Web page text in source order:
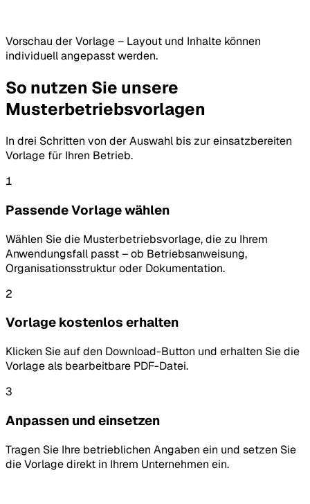
Vorschau der Vorlage – Layout und Inhalte können
individuell angepasst werden.
So nutzen Sie unsere
Musterbetriebsvorlagen
In drei Schritten von der Auswahl bis zur einsatzbereiten
Vorlage für Ihren Betrieb.
1
Passende Vorlage wählen
Wählen Sie die Musterbetriebsvorlage, die zu Ihrem
Anwendungsfall passt – ob Betriebsanweisung,
Organisationsstruktur oder Dokumentation.
2
Vorlage kostenlos erhalten
Klicken Sie auf den Download-Button und erhalten Sie die
Vorlage als bearbeitbare PDF-Datei.
3
Anpassen und einsetzen
Tragen Sie Ihre betrieblichen Angaben ein und setzen Sie
die Vorlage direkt in Ihrem Unternehmen ein.